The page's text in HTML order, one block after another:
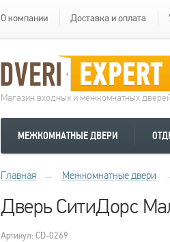
О компании Доставка и оплата
Магазин входных и межкомнатных
МЕЖКОМНАТНЫЕ ДВЕРИ
Главная → Межкомнатные двери
Дверь СитиДорс
Артикул: CD-0269